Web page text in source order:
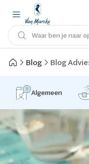
Waar ben je naar
Blog Blog
Algemeen